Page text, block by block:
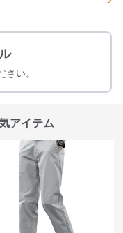
い。
アイテム